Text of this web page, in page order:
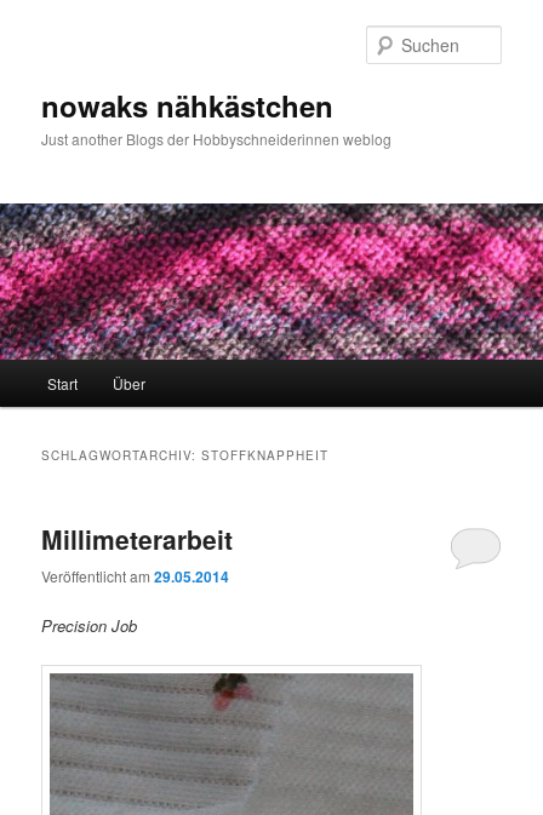
nowaks nähkästchen
Just another Blogs der Hobbyschneiderinnen weblog
Start Über
SCHLAGWORTARCHIV:STOFFKNAPPHEIT
Millimeterarbeit
Veröffentlicht am29.05.2014
Precision Job